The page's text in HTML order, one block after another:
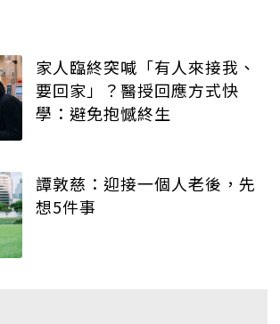
家人臨終突喊「有人來接我、
要回家」？醫授回應方式快
學：避免抱憾終生
譚敦慈：迎接一個人老後，先
想5件事